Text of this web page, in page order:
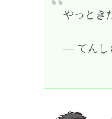
やっとき
— てんし